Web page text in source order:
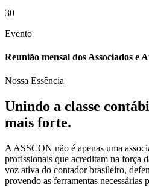
30
Evento
Reunião mensal dos Associados e
Nossa Essência
Unindo a classe
mais forte.
A ASSCON não é apenas uma
profissionais que acreditam na força
voz ativa do contador brasileiro,
provendo as ferramentas necessárias